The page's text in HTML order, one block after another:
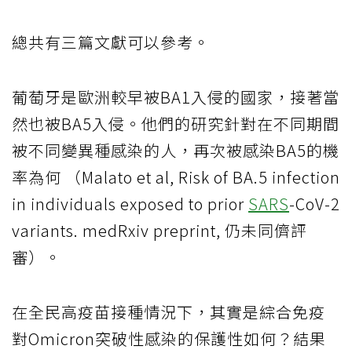
總共有三篇文獻可以參考。
葡萄牙是歐洲較早被BA1入侵的國家，接著當
然也被BA5入侵。他們的研究針對在不同期間
被不同變異種感染的人，再次被感染BA5的機
率為何 （Malato et al, Risk of BA.5 infection
in individuals exposed to prior SARS-CoV-2
variants. medRxiv preprint, 仍未同儕評
審）。
在全民高疫苗接種情況下，其實是綜合免疫
對Omicron突破性感染的保護性如何？結果